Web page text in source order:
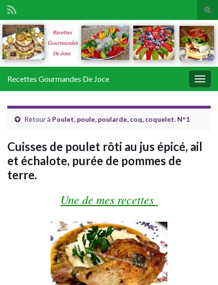
Search for:
Recettes Gourmandes De Joce
Retour à Poulet, poule, poularde, coq, coquelet. N°1
Cuisses de poulet rôti au jus épicé, ail
et échalote, purée de pommes de
terre.
Une de mes recettes